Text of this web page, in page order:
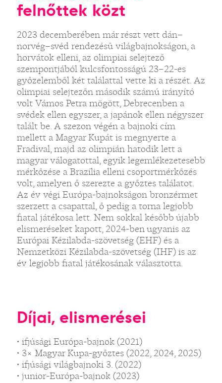
felnőttek közt
2023 decemberében már részt vett dán–
norvég–svéd rendezésű világbajnokságon, a
horvátok elleni, az olimpiai selejtező
szempontjából kulcsfontosságú 23–22-es
győzelemből két találattal vette ki a részét. Az
olimpiai selejtezőn második számú irányító
volt Vámos Petra mögött, Debrecenben a
svédek ellen egyszer, a japánok ellen négyszer
talált be. A szezon végén a bajnoki cím
mellett a Magyar Kupát is megnyerte a
Fradival, majd az olimpián hatodik lett a
magyar válogatottal, egyik legemlékezetesebb
mérkőzése a Brazília elleni csoportmérkőzés
volt, amelyen ő szerezte a győztes találatot.
Az év végi Európa-bajnokságon bronzérmet
szerzett a csapattal, ő pedig a torna legjobb
fiatal játékosa lett. Nem sokkal később újabb
elismeréseket kapott, 2024-ben ugyanis az
Európai Kézilabda-szövetség (EHF) és a
Nemzetközi Kézilabda-szövetség (IHF) is az
év legjobb fiatal játékosának választotta.
Díjai, elismerései
• ifjúsági Európa-bajnok (2021)
• 3× Magyar Kupa-győztes (2022, 2024, 2025)
• ifjúsági világbajnoki 3. (2022)
• junior-Európa-bajnok (2023)